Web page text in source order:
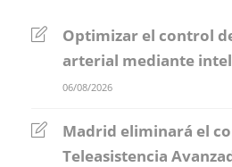
Optimizar el control
arterial mediante
06/08/2026
Madrid eliminará el
Teleasistencia